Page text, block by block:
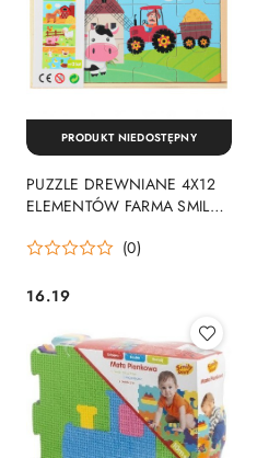
PUZZLE DREWNIANE 4X12
ELEMENTÓW FARMA SMILY
(0)
Cena:
16.19
PRODUKT NIEDOSTĘPNY